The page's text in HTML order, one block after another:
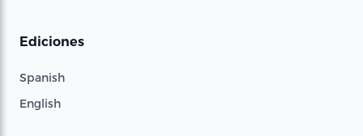
Ediciones
Spanish
English